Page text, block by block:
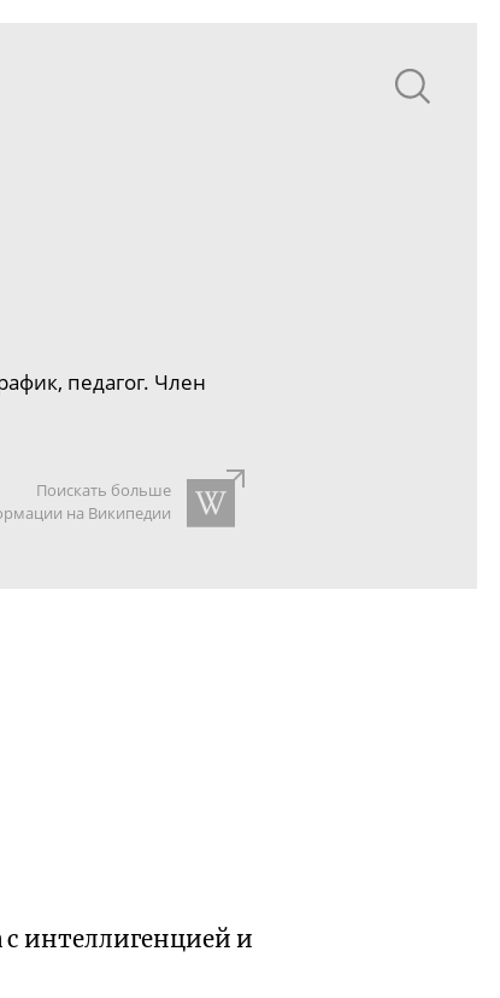
педагог. Член
Поискать больше
на Википедии
с интеллигенцией и